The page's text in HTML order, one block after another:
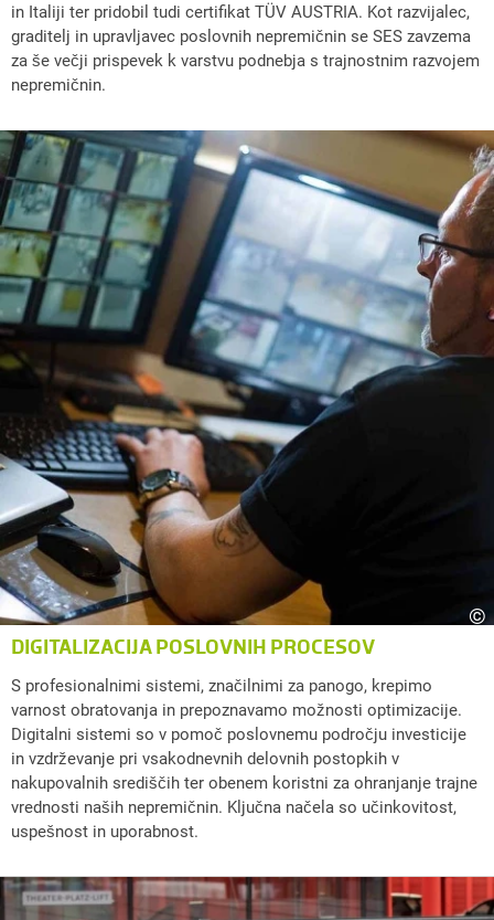
in Italiji ter pridobil tudi certifikat TÜV AUSTRIA. Kot razvijalec,
graditelj in upravljavec poslovnih nepremičnin se SES zavzema
za še večji prispevek k varstvu podnebja s trajnostnim razvojem
nepremičnin.
©
DIGITALIZACIJA POSLOVNIH PROCESOV
S profesionalnimi sistemi, značilnimi za panogo, krepimo
varnost obratovanja in prepoznavamo možnosti optimizacije.
Digitalni sistemi so v pomoč poslovnemu področju investicije
in vzdrževanje pri vsakodnevnih delovnih postopkih v
nakupovalnih središčih ter obenem koristni za ohranjanje trajne
vrednosti naših nepremičnin. Ključna načela so učinkovitost,
uspešnost in uporabnost.